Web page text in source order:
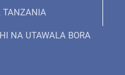
TANZANIA
NA UTAWALA BORA